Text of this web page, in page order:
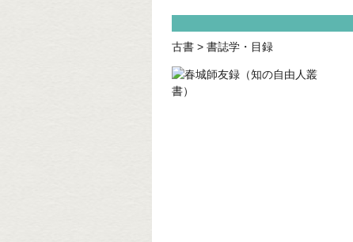
古書 > 書誌学・目録